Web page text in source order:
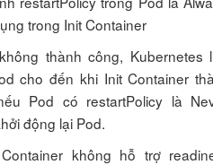
trong Init Container
thành công, Kubernetes
cho đến khi Init Container
Pod có restartPolicy là
động lại Pod.
không hỗ trợ